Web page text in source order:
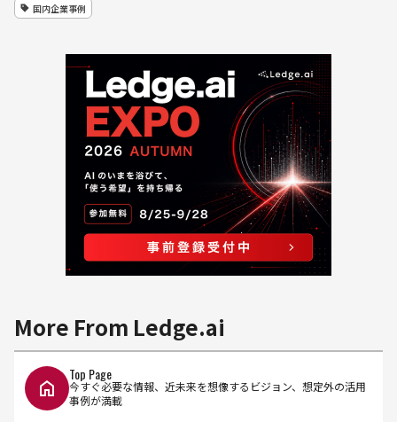
国内企業事例
More From Ledge.ai
Top Page
今すぐ必要な情報、近未来を想像するビジョン、想定外の活用
事例が満載